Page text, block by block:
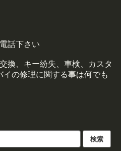
話下さい
換、キー紛失、車検、カスタ
イの修理に関する事は何でも